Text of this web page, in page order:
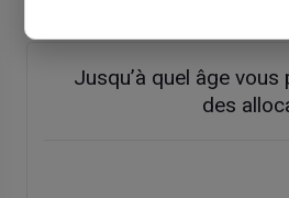
Jusqu’à quel âge
des